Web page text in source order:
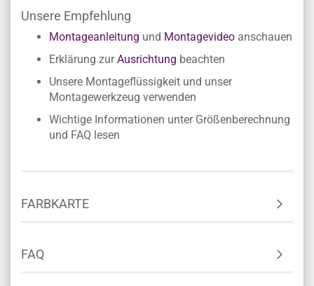
Unsere Empfehlung
Montageanleitung und Montagevideo anschauen
Erklärung zurAusrichtung beachten
Unsere Montageflüssigkeit und unser
Montagewerkzeug verwenden
Wichtige Informationen unter Größenberechnung
und FAQ lesen
FARBKARTE
FAQ